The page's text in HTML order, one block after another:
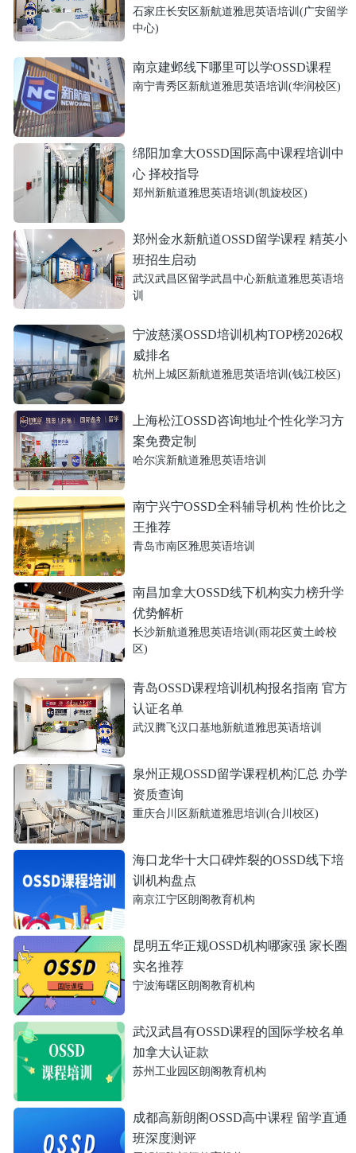
石家庄长安区新航道雅思英语培训(广安留学
中心)
南京建邺线下哪里可以学OSSD课程
南宁青秀区新航道雅思英语培训(华润校区)
绵阳加拿大OSSD国际高中课程培训中
心 择校指导
郑州新航道雅思英语培训(凯旋校区)
郑州金水新航道OSSD留学课程 精英小
班招生启动
武汉武昌区留学武昌中心新航道雅思英语培
训
宁波慈溪OSSD培训机构TOP榜2026权
威排名
杭州上城区新航道雅思英语培训(钱江校区)
上海松江OSSD咨询地址个性化学习方
案免费定制
哈尔滨新航道雅思英语培训
南宁兴宁OSSD全科辅导机构 性价比之
王推荐
青岛市南区雅思英语培训
南昌加拿大OSSD线下机构实力榜升学
优势解析
长沙新航道雅思英语培训(雨花区黄土岭校
区)
青岛OSSD课程培训机构报名指南 官方
认证名单
武汉腾飞汉口基地新航道雅思英语培训
泉州正规OSSD留学课程机构汇总 办学
资质查询
重庆合川区新航道雅思培训(合川校区)
海口龙华十大口碑炸裂的OSSD线下培
训机构盘点
南京江宁区朗阁教育机构
昆明五华正规OSSD机构哪家强 家长圈
实名推荐
宁波海曙区朗阁教育机构
武汉武昌有OSSD课程的国际学校名单
加拿大认证款
苏州工业园区朗阁教育机构
成都高新朗阁OSSD高中课程 留学直通
班深度测评